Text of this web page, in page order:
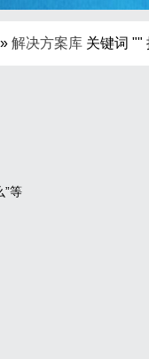
» 解决方案库 关键词 ""
”等